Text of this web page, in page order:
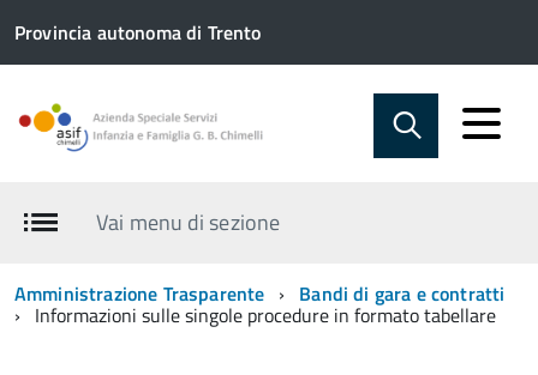
Provincia autonoma di Trento
Vai menu di sezione
Amministrazione Trasparente Bandi di gara e contratti
Informazioni sulle singole procedure in formato tabellare